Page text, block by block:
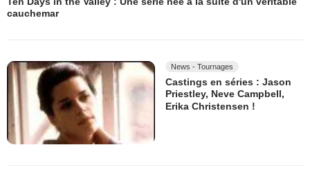
cauchemar
News - Tournages
Castings en séries : Jason
Priestley, Neve Campbell,
Erika Christensen !